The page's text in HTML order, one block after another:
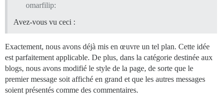
omarfilip:
Avez-vous vu ceci :
Exactement, nous avons déjà mis en œuvre un tel plan. Cette idée
est parfaitement applicable. De plus, dans la catégorie destinée aux
blogs, nous avons modifié le style de la page, de sorte que le
premier message soit affiché en grand et que les autres messages
soient présentés comme des commentaires.